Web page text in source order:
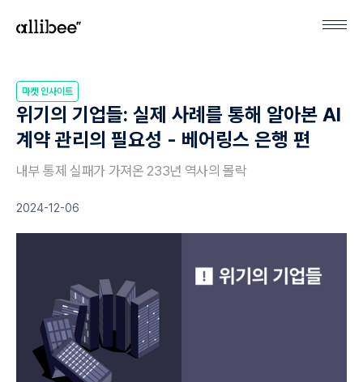
마켓 인사이트
위기의 기업들: 실제 사례를 통해 알아본 AI
계약 관리의 필요성 - 베어링스 은행 편
내부 통제 실패가 가져온 233년 역사의 몰락
2024-12-06